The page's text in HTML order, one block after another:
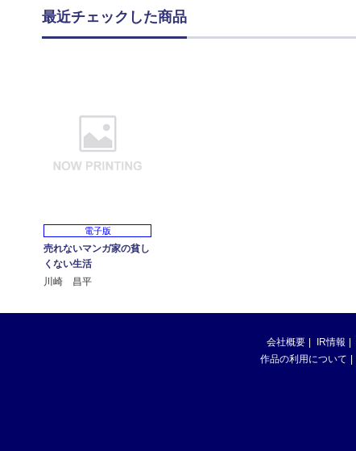
最近チェックした商品
電子版
売れないマンガ家の貧し
くない生活
川崎 昌平
会社概要 IR情報
作品の利用について